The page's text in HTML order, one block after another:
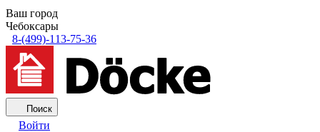
Ваш город
Чебоксары
8-(499)-113-75-36
Поиск
Войти